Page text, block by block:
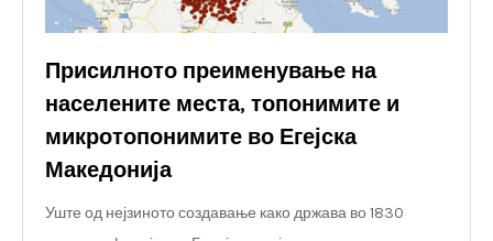
Присилното преименување на
населените места, топонимите и
микротопонимите во Егејска
Македонија
Уште од нејзиното создавање како држава во 1830